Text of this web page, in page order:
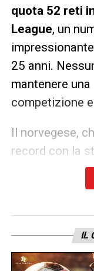
quota 52 reti
League, un
25 anni.
mantenere
competizione
Il norvegese,
record con la
segna, è
progetto di
dopo partita.
segnate, ma
IL